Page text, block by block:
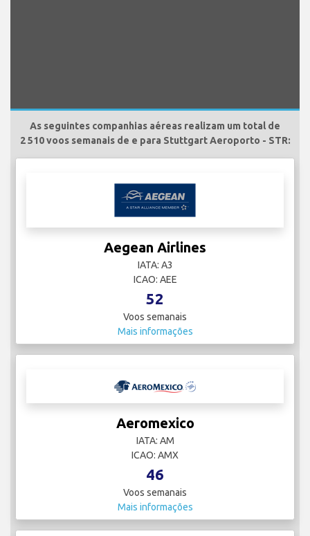
As seguintes companhias aéreas realizam um total de
2 510 voos semanais de e para Stuttgart Aeroporto - STR:
Aegean Airlines
IATA: A3
ICAO: AEE
52
Voos semanais
Mais informações
Aeromexico
IATA: AM
ICAO: AMX
46
Voos semanais
Mais informações